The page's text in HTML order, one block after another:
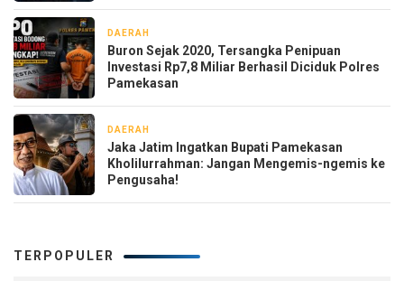
DAERAH
Buron Sejak 2020, Tersangka Penipuan
Investasi Rp7,8 Miliar Berhasil Diciduk Polres
Pamekasan
DAERAH
Jaka Jatim Ingatkan Bupati Pamekasan
Kholilurrahman: Jangan Mengemis-ngemis ke
Pengusaha!
TERPOPULER